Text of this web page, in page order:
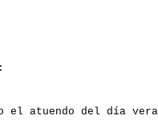
atuendo del día